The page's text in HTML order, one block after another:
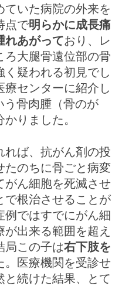
ていた病院の外来を
点で明らかに成長痛
れあがっており、レ
ろ大腿骨遠位部の骨
く疑われる初見でし
センターに紹介し
う骨肉腫（骨のが
りました。
ば、抗がん剤の投
たのちに骨ごと病変
がん細胞を死滅させ
で根治させることが
例ではすでにがん細
出来る範囲を超え
局この子は右下肢を
。医療機関を受診せ
と続けた結果、とて